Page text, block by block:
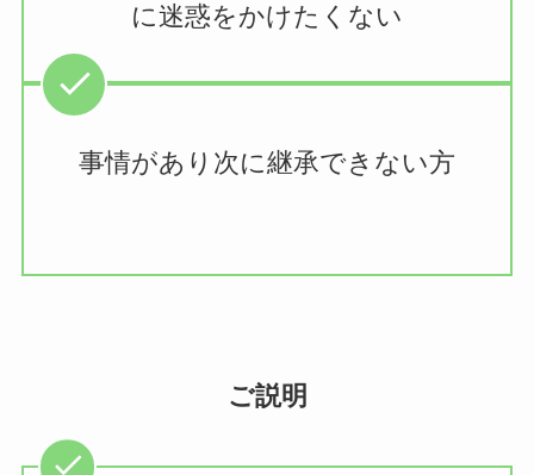
に迷惑をかけたくない
事情があり次に継承できない方
ご説明